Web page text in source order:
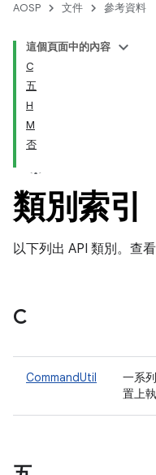
AOSP 文件 參考資料
這個頁面中的內容
C
五
H
M
否
類別索引
以下列出 API 類別。查
C
CommandUtil
一系
置上